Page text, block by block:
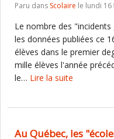
Paru dans Scolaire le lundi 16
Le nombre des
les données publiées ce
élèves dans le premier
mille élèves l'année
le… Lire la suite
Au Québec, les